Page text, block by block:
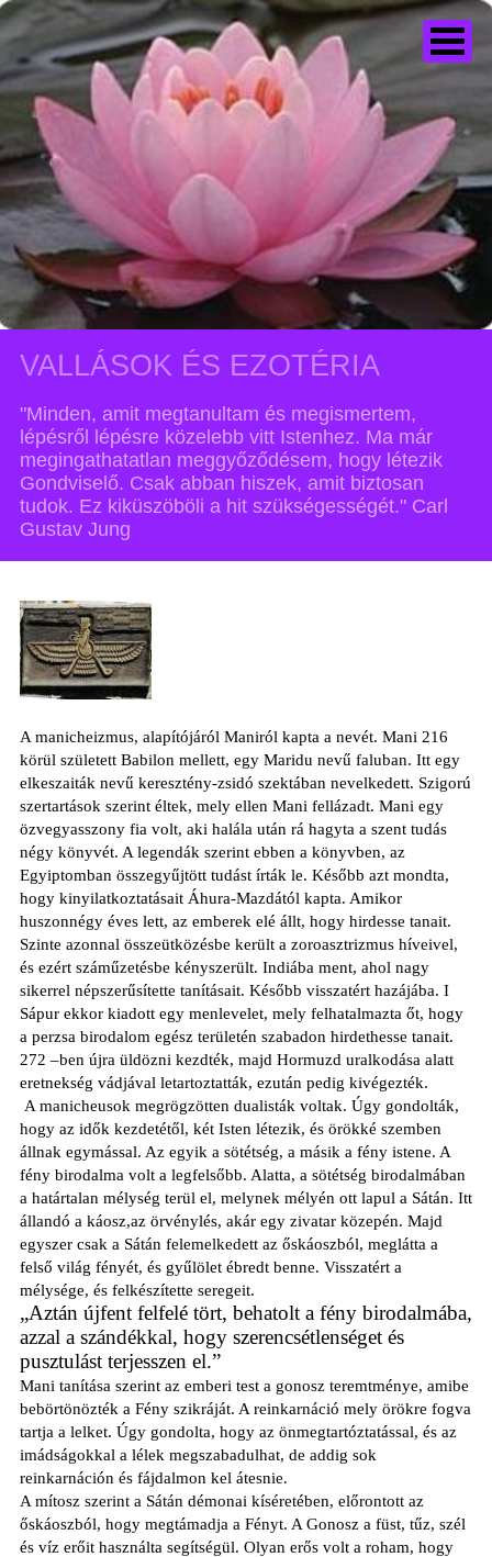
VALLÁSOK ÉS EZOTÉRIA
"Minden, amit megtanultam és megismertem,
lépésről lépésre közelebb vitt Istenhez. Ma már
megingathatatlan meggyőződésem, hogy létezik
Gondviselő. Csak abban hiszek, amit biztosan
tudok. Ez kiküszöböli a hit szükségességét." Carl
Gustav Jung
A manicheizmus, alapítójáról Maniról kapta a nevét. Mani 216
körül született Babilon mellett, egy Maridu nevű faluban. Itt egy
elkeszaiták nevű keresztény-zsidó szektában nevelkedett. Szigorú
szertartások szerint éltek, mely ellen Mani fellázadt. Mani egy
özvegyasszony fia volt, aki halála után rá hagyta a szent tudás
négy könyvét. A legendák szerint ebben a könyvben, az
Egyiptomban összegyűjtött tudást írták le. Később azt mondta,
hogy kinyilatkoztatásait Áhura-Mazdától kapta. Amikor
huszonnégy éves lett, az emberek elé állt, hogy hirdesse tanait.
Szinte azonnal összeütközésbe került a zoroasztrizmus híveivel,
és ezért száműzetésbe kényszerült. Indiába ment, ahol nagy
sikerrel népszerűsítette tanításait. Később visszatért hazájába. I
Sápur ekkor kiadott egy menlevelet, mely felhatalmazta őt, hogy
a perzsa birodalom egész területén szabadon hirdethesse tanait.
272 –ben újra üldözni kezdték, majd Hormuzd uralkodása alatt
eretnekség vádjával letartoztatták, ezután pedig kivégezték.
A manicheusok megrögzötten dualisták voltak. Úgy gondolták,
hogy az idők kezdetétől, két Isten létezik, és örökké szemben
állnak egymással. Az egyik a sötétség, a másik a fény istene. A
fény birodalma volt a legfelsőbb. Alatta, a sötétség birodalmában
a határtalan mélység terül el, melynek mélyén ott lapul a Sátán. Itt
állandó a káosz,az örvénylés, akár egy zivatar közepén. Majd
egyszer csak a Sátán felemelkedett az őskáoszból, meglátta a
felső világ fényét, és gyűlölet ébredt benne. Visszatért a
mélysége, és felkészítette seregeit.
„Aztán újfent felfelé tört, behatolt a fény birodalmába,
azzal a szándékkal, hogy szerencsétlenséget és
pusztulást terjesszen el.”
Mani tanítása szerint az emberi test a gonosz teremtménye, amibe
bebörtönözték a Fény szikráját. A reinkarnáció mely örökre fogva
tartja a lelket. Úgy gondolta, hogy az önmegtartóztatással, és az
imádságokkal a lélek megszabadulhat, de addig sok
reinkarnáción és fájdalmon kel átesnie.
A mítosz szerint a Sátán démonai kíséretében, előrontott az
őskáoszból, hogy megtámadja a Fényt. A Gonosz a füst, tűz, szél
és víz erőit használta segítségül. Olyan erős volt a roham, hogy